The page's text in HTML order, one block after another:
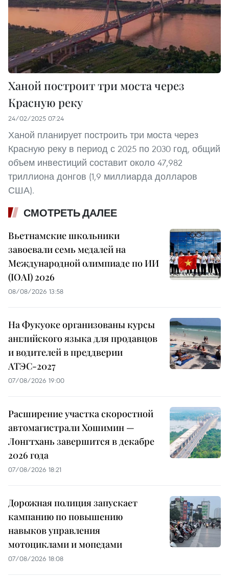
Ханой построит три моста через
Красную реку
24/02/2025 07:24
Ханой планирует построить три моста через
Красную реку в период с 2025 по 2030 год, общий
объем инвестиций составит около 47,982
триллиона донгов (1,9 миллиарда долларов
США).
СМОТРЕТЬ ДАЛЕЕ
Вьетнамские школьники
завоевали семь медалей на
Международной олимпиаде по ИИ
(IOAI) 2026
08/08/2026 13:58
На Фукуоке организованы курсы
английского языка для продавцов
и водителей в преддверии
АТЭС-2027
07/08/2026 19:00
Расширение участка скоростной
автомагистрали Хошимин —
Лонгтхань завершится в декабре
2026 года
07/08/2026 18:21
Дорожная полиция запускает
кампанию по повышению
навыков управления
мотоциклами и мопедами
07/08/2026 18:08